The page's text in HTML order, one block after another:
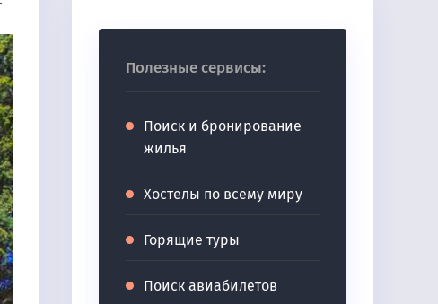
Полезные сервисы:
Поиск и бронирование
жилья
Хостелы по всему миру
Горящие туры
Поиск авиабилетов